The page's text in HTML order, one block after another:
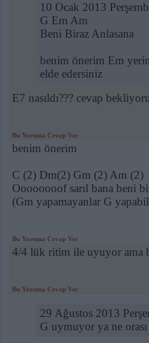
10 Ocak 2013
G Em Am
Beni Biraz Anlasana
benim önerim Em
elde edersiniz
E7 nasıldı??? cevap
Bu Yoruma Cevap Ver
benim önerim
C (2) Dm(2) Gm (2) Am (2)
Oooooooof sarıl bana beni
(Gm yapamayanlar G
Bu Yoruma Cevap Ver
4/4 lük ritim ile uyuyor ama
Bu Yoruma Cevap Ver
29 Ağustos 2013
G uymuyor ya ne